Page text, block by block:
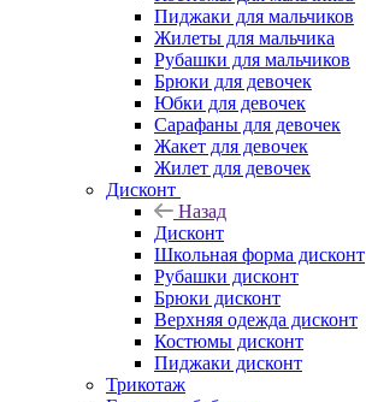
Пиджаки для мальчиков
Жилеты для мальчика
Рубашки для мальчиков
Брюки для девочек
Юбки для девочек
Сарафаны для девочек
Жакет для девочек
Жилет для девочек
Дисконт
Назад
Дисконт
Школьная форма дисконт
Рубашки дисконт
Брюки дисконт
Верхняя одежда дисконт
Костюмы дисконт
Пиджаки дисконт
Трикотаж